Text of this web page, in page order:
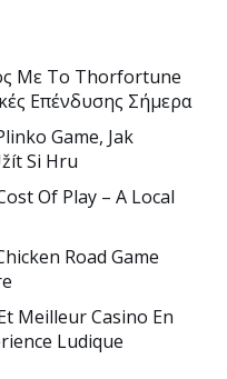
Με Το Thorfortune
Επένδυσης Σήμερα
Game, Jak
Si Hru
Of Play – A Local
Road Game
Meilleur Casino En
Ludique